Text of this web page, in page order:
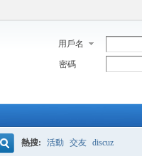
用戶名
密碼
熱搜: 活動 交友 discuz